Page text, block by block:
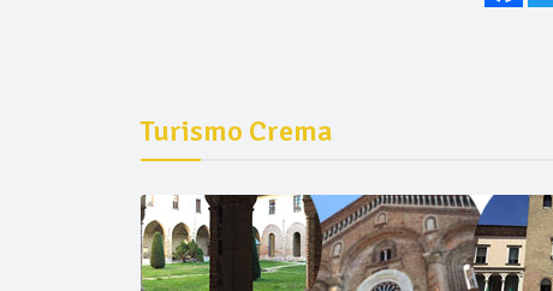
Turismo Crema